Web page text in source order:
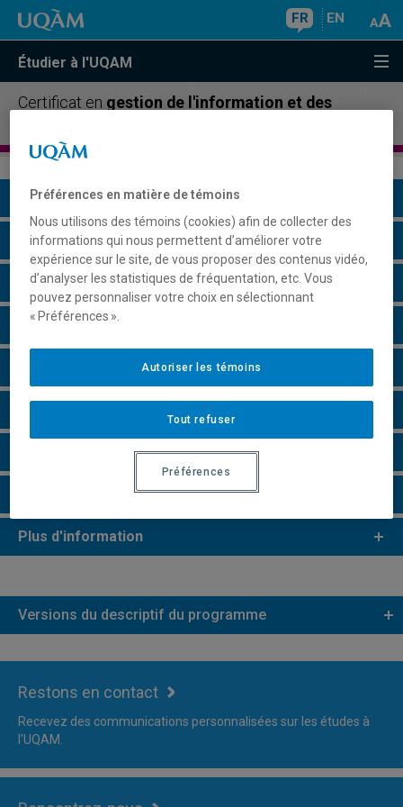
FR EN
Étudier à l'UQAM
Certificat en gestion de l'information et des
Présentation du programme
Conditions d'admission
Cours à suivre et horaires
Grille de cheminement
Remarques et règlements
Faire une demande d'admission
Plus d'information
Versions du descriptif du programme
Restons en contact
Recevez des communications personnalisées sur les études à
l'UQAM.
Préférences en matière de témoins
Nous utilisons des témoins (cookies) afin de collecter des
informations qui nous permettent d’améliorer votre
expérience sur le site, de vous proposer des contenus vidéo,
d’analyser les statistiques de fréquentation, etc. Vous
pouvez personnaliser votre choix en sélectionnant
« Préférences ».
Tout refuser
Autoriser les témoins
Préférences